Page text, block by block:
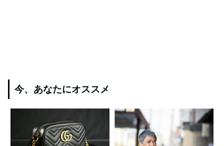
今、あなたにオススメ